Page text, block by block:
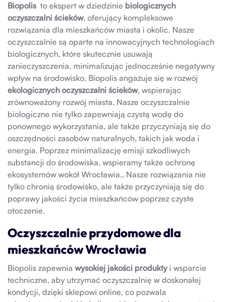
Biopolis to ekspert w dziedzinie biologicznych
oczyszczalni ścieków, oferujący kompleksowe
rozwiązania dla mieszkańców miasta i okolic. Nasze
oczyszczalnie są oparte na innowacyjnych technologiach
biologicznych, które skutecznie usuwają
zanieczyszczenia, minimalizując jednocześnie negatywny
wpływ na środowisko. Biopolis angażuje się w rozwój
ekologicznych oczyszczalni ścieków, wspierając
zrównoważony rozwój miasta. Nasze oczyszczalnie
biologiczne nie tylko zapewniają czystą wodę do
ponownego wykorzystania, ale także przyczyniają się do
oszczędności zasobów naturalnych, takich jak woda i
energia. Poprzez minimalizację emisji szkodliwych
substancji do środowiska, wspieramy także ochronę
ekosystemów wokół Wrocławia.. Nasze rozwiązania nie
tylko chronią środowisko, ale także przyczyniają się do
poprawy jakości życia mieszkańców poprzez czyste
otoczenie.
Oczyszczalnie przydomowe dla
mieszkańców Wrocławia
Biopolis zapewnia wysokiej jakości produktyi wsparcie
techniczne, aby utrzymać oczyszczalnię w doskonałej
kondycji, dzięki sklepowi online, co pozwala